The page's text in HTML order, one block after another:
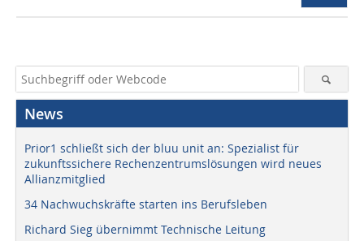
News
Prior1 schließt sich der bluu unit an: Spezialist für
zukunftssichere Rechenzentrumslösungen wird neues
Allianzmitglied
34 Nachwuchskräfte starten ins Berufsleben
Richard Sieg übernimmt Technische Leitung